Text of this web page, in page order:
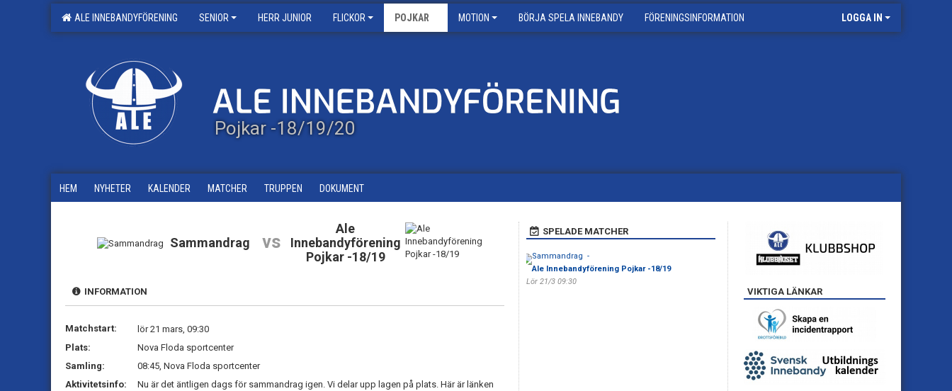
ALE INNEBANDYFÖRENING SENIOR HERR JUNIOR FLICKOR POJKAR MOTION BÖRJA SPELA INNEBANDY FÖRENINGSINFORMATION LOGGA IN
Pojkar -18/19/20
HEM NYHETER KALENDER MATCHER TRUPPEN DOKUMENT
Sammandrag vs
Ale
Innebandyförening
Pojkar -18/19
INFORMATION
Matchstart:
lör 21 mars, 09:30
Plats:
Nova Floda sportcenter
Samling:
08:45, Nova Floda sportcenter
Aktivitetsinfo:
Nu är det äntligen dags för sammandrag igen. Vi delar upp lagen på plats. Här är länken
SPELADE MATCHER
Sammandrag -
Ale Innebandyförening Pojkar -18/19
Lör 21/3 09:30
VIKTIGA LÄNKAR